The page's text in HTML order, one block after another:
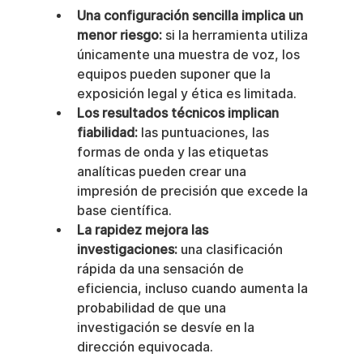
Una configuración sencilla implica un
menor riesgo: si la herramienta utiliza
únicamente una muestra de voz, los
equipos pueden suponer que la
exposición legal y ética es limitada.
Los resultados técnicos implican
fiabilidad: las puntuaciones, las
formas de onda y las etiquetas
analíticas pueden crear una
impresión de precisión que excede la
base científica.
La rapidez mejora las
investigaciones: una clasificación
rápida da una sensación de
eficiencia, incluso cuando aumenta la
probabilidad de que una
investigación se desvíe en la
dirección equivocada.